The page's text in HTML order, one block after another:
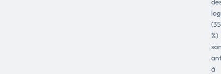
%)
à